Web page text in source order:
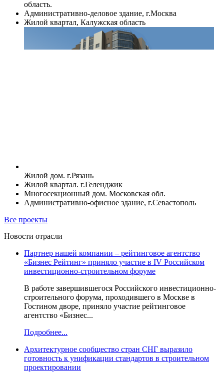
область.
Административно-деловое здание, г.Москва
Жилой квартал, Калужская область
Жилой дом. г.Рязань
Жилой квартал. г.Геленджик
Многосекционный дом. Московская обл.
Административно-офисное здание, г.Севастополь
Все проекты
Новости отрасли
Партнер нашей компании – рейтинговое агентство
«Бизнес Рейтинг» приняло участие в IV Российском
инвестиционно-строительном форуме
В работе завершившегося Российского инвестиционно-
строительного форума, проходившего в Москве в
Гостином дворе, приняло участие рейтинговое
агентство «Бизнес...
Подробнее...
Архитектурное сообщество стран СНГ выразило
готовность к унификации стандартов в строительном
проектировании